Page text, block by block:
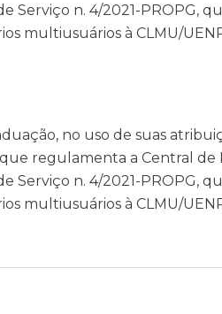
Serviço n. 4/2021-PROPG,
multiusuários à CLMU/
no uso de suas
regulamenta a Central
Serviço n. 4/2021-PROPG,
multiusuários à CLMU/